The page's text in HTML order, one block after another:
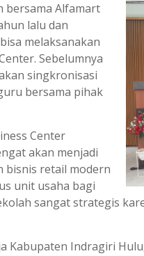
bersama Alfamart
lalu dan
melaksanakan
Sebelumnya
singkronisasi
bersama pihak
Center
akan menjadi
bisnis retail modern
unit usaha bagi
sangat strategis
Kabupaten Indragiri